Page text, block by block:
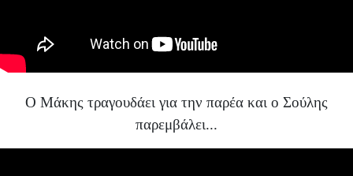
Ο Μάκης τραγουδάει για την παρέα και ο Σούλης
παρεμβάλει...